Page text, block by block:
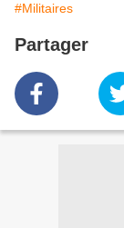
#Militaires
Partager